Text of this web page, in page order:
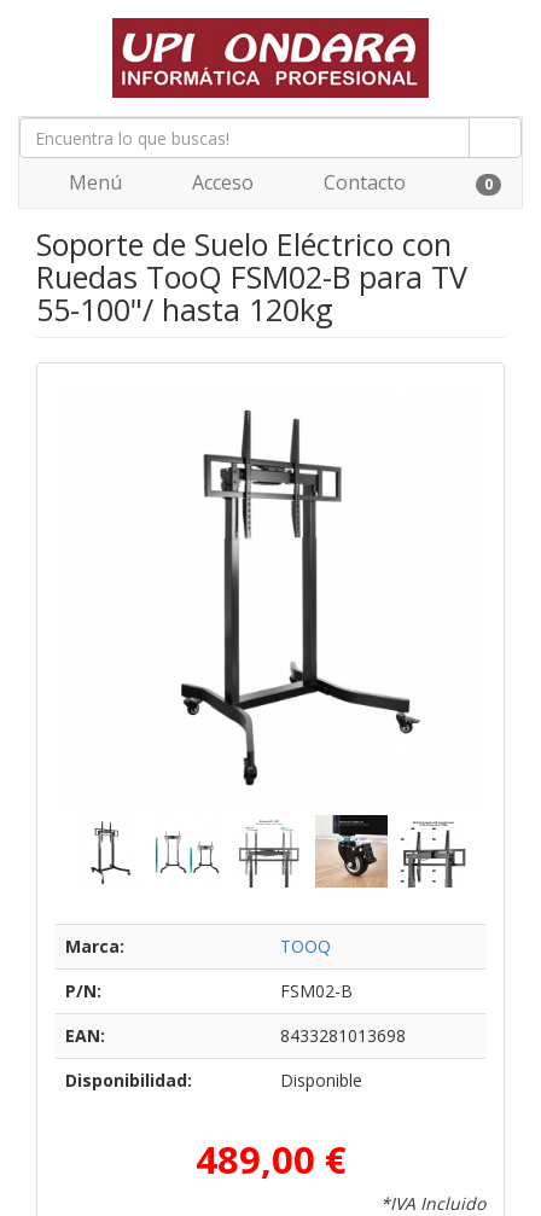
Menú Acceso Contacto 0
Soporte de Suelo Eléctrico con
Ruedas TooQ FSM02-B para TV
55-100"/ hasta 120kg
Marca:
TOOQ
P/N:
FSM02-B
EAN:
8433281013698
Disponibilidad:
Disponible
489,00 €
*IVA Incluido